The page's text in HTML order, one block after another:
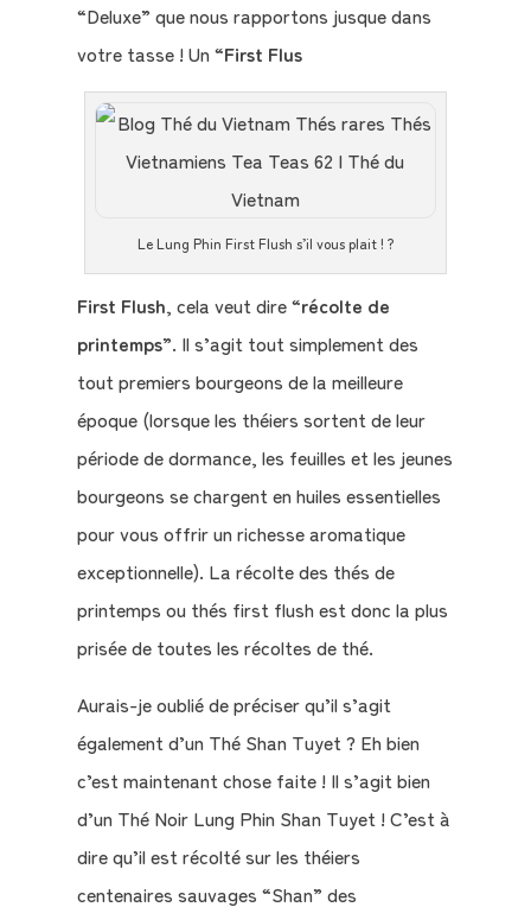
“Deluxe” que nous rapportons jusque dans
votre tasse ! Un “First Flus
Le Lung Phin First Flush s’il vous plait ! ?
First Flush, cela veut dire “récolte de
printemps”. Il s’agit tout simplement des
tout premiers bourgeons de la meilleure
époque (lorsque les théiers sortent de leur
période de dormance, les feuilles et les jeunes
bourgeons se chargent en huiles essentielles
pour vous offrir un richesse aromatique
exceptionnelle). La récolte des thés de
printemps ou thés first flush est donc la plus
prisée de toutes les récoltes de thé.
Aurais-je oublié de préciser qu’il s’agit
également d’un Thé Shan Tuyet ? Eh bien
c’est maintenant chose faite ! Il s’agit bien
d’un Thé Noir Lung Phin Shan Tuyet ! C’est à
dire qu’il est récolté sur les théiers
centenaires sauvages “Shan” des